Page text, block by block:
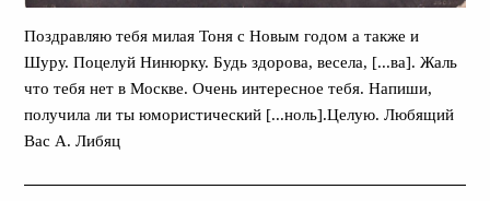
Поздравляю тебя милая Тоня с Новым годом а также и
Шуру. Поцелуй Нинюрку. Будь здорова, весела, [...ва]. Жаль
что тебя нет в Москве. Очень интересное тебя. Напиши,
получила ли ты юмористический [...ноль].Целую. Любящий
Вас А. Либяц